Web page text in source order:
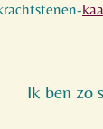
Ik ben zo